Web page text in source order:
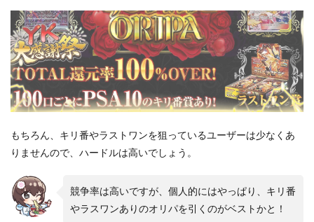
もちろん、キリ番やラストワンを狙っているユーザーは少なくあ
りませんので、ハードルは高いでしょう。
競争率は高いですが、個人的にはやっぱり、キリ番
やラスワンありのオリパを引くのがベストかと！